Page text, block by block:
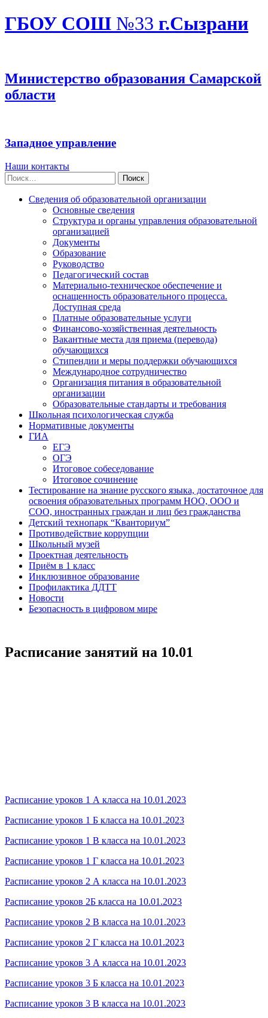
ГБОУ СОШ №33 г.Сызрани
Министерство образования Самарской
области
Западное управление
Наши контакты
Найти:
Сведения об образовательной организации
Основные сведения
Структура и органы управления образовательной
организацией
Документы
Образование
Руководство
Педагогический состав
Материально-техническое обеспечение и
оснащенность образовательного процесса.
Доступная среда
Платные образовательные услуги
Финансово-хозяйственная деятельность
Вакантные места для приема (перевода)
обучающихся
Стипендии и меры поддержки обучающихся
Международное сотрудничество
Организация питания в образовательной
организации
Образовательные стандарты и требования
Школьная психологическая служба
Нормативные документы
ГИА
ЕГЭ
ОГЭ
Итоговое собеседование
Итоговое сочинение
Тестирование на знание русского языка, достаточное для
освоения образовательных программ НОО, ООО и
СОО, иностранных граждан и лиц без гражданства
Детский технопарк “Кванториум”
Противодействие коррупции
Школьный музей
Проектная деятельность
Приём в 1 класс
Инклюзивное образование
Профилактика ДДТТ
Новости
Безопасность в цифровом мире
Расписание занятий на 10.01
Расписание уроков 1 А класса на 10.01.2023
Расписание уроков 1 Б класса на 10.01.2023
Расписание уроков 1 В класса на 10.01.2023
Расписание уроков 1 Г класса на 10.01.2023
Расписание уроков 2 А класса на 10.01.2023
Расписание уроков 2Б класса на 10.01.2023
Расписание уроков 2 В класса на 10.01.2023
Расписание уроков 2 Г класса на 10.01.2023
Расписание уроков 3 А класса на 10.01.2023
Расписание уроков 3 Б класса на 10.01.2023
Расписание уроков 3 В класса на 10.01.2023